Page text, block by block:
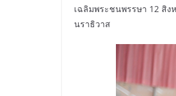
เฉลิมพระชนพรรษา 12 สิง
นราธิวาส